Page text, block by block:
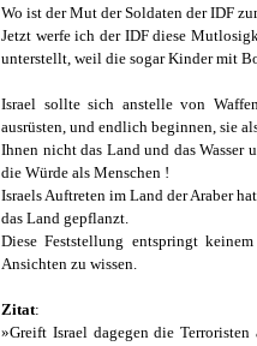
Wo ist der Mut der Soldaten der IDF
Jetzt werfe ich der IDF diese
unterstellt, weil die sogar Kinder mit
Israel sollte sich anstelle von
ausrüsten, und endlich beginnen, sie
Ihnen nicht das Land und das Wasser
die Würde als Menschen !
Israels Auftreten im Land der Araber
das Land gepflanzt.
Diese Feststellung entspringt
Ansichten zu wissen.
Zitat:
»Greift Israel dagegen die